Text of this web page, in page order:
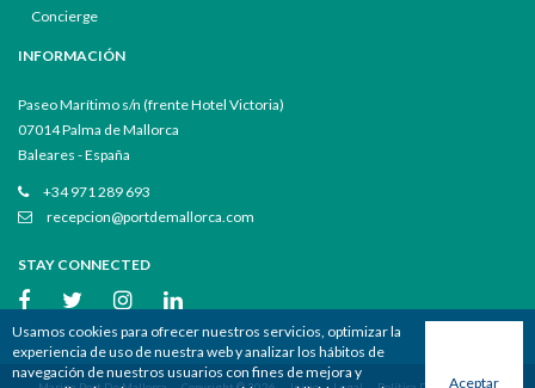
Concierge
INFORMACIÓN
Paseo Marítimo s/n (frente Hotel Victoria)
07014 Palma de Mallorca
Baleares - España
+34 971 289 693
recepcion@portdemallorca.com
STAY CONNECTED
Usamos cookies para ofrecer nuestros servicios, optimizar la
experiencia de uso de nuestra web y analizar los hábitos de
navegación de nuestros usuarios con fines de mejora y
Aceptar